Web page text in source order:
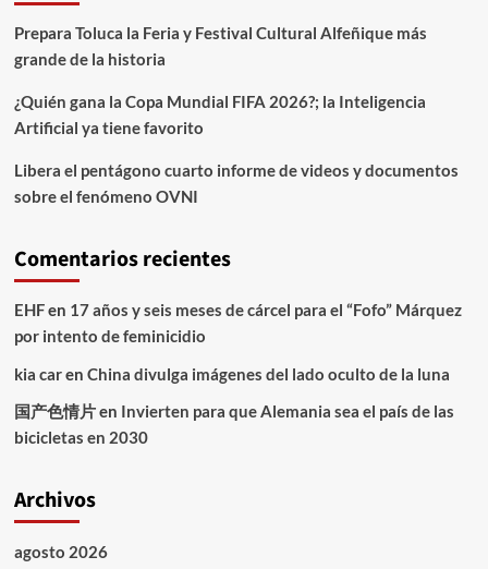
Prepara Toluca la Feria y Festival Cultural Alfeñique más
grande de la historia
¿Quién gana la Copa Mundial FIFA 2026?; la Inteligencia
Artificial ya tiene favorito
Libera el pentágono cuarto informe de videos y documentos
sobre el fenómeno OVNI
Comentarios recientes
EHFen 17 años y seis meses de cárcel para el “Fofo” Márquez
por intento de feminicidio
kia caren China divulga imágenes del lado oculto de la luna
国产色情片en Invierten para que Alemania sea el país de las
bicicletas en 2030
Archivos
agosto 2026